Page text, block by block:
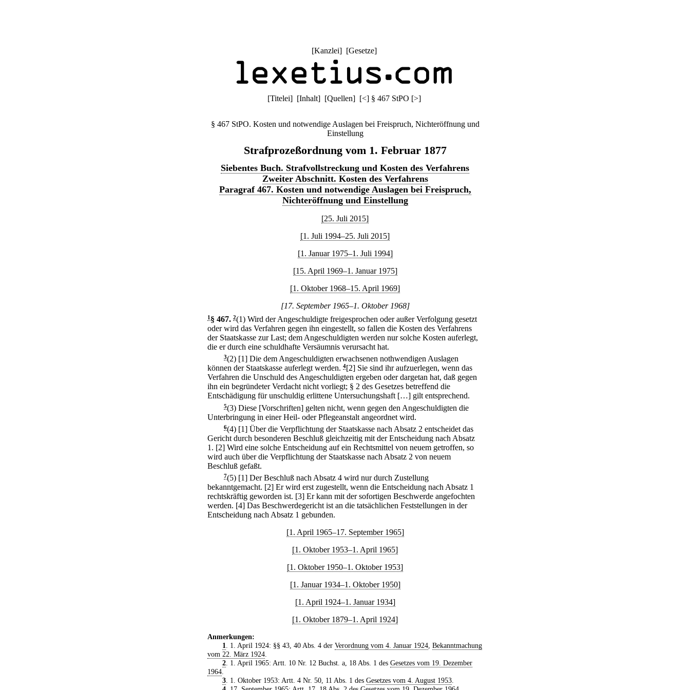
[Kanzlei] [Gesetze]
[Titelei] [Inhalt] [Quellen] [<] § 467 StPO [>]
§ 467 StPO. Kosten und notwendige Auslagen bei Freispruch, Nichteröffnung und
Einstellung
Strafprozeßordnung vom 1. Februar 1877
Siebentes Buch. Strafvollstreckung und Kosten des Verfahrens
Zweiter Abschnitt. Kosten des Verfahrens
Paragraf 467. Kosten und notwendige Auslagen bei Freispruch,
Nichteröffnung und Einstellung
[25. Juli 2015]
[1. Juli 1994–25. Juli 2015]
[1. Januar 1975–1. Juli 1994]
[15. April 1969–1. Januar 1975]
[1. Oktober 1968–15. April 1969]
[17. September 1965–1. Oktober 1968]
1 § 467. 2(1) Wird der Angeschuldigte freigesprochen oder außer Verfolgung gesetzt
oder wird das Verfahren gegen ihn eingestellt, so fallen die Kosten des Verfahrens
der Staatskasse zur Last; dem Angeschuldigten werden nur solche Kosten auferlegt,
die er durch eine schuldhafte Versäumnis verursacht hat.
3(2) [1] Die dem Angeschuldigten erwachsenen nothwendigen Auslagen
können der Staatskasse auferlegt werden. 4[2] Sie sind ihr aufzuerlegen, wenn das
Verfahren die Unschuld des Angeschuldigten ergeben oder dargetan hat, daß gegen
ihn ein begründeter Verdacht nicht vorliegt; § 2 des Gesetzes betreffend die
Entschädigung für unschuldig erlittene Untersuchungshaft […] gilt entsprechend.
5(3) Diese [Vorschriften] gelten nicht, wenn gegen den Angeschuldigten die
Unterbringung in einer Heil- oder Pflegeanstalt angeordnet wird.
6(4) [1] Über die Verpflichtung der Staatskasse nach Absatz 2 entscheidet das
Gericht durch besonderen Beschluß gleichzeitig mit der Entscheidung nach Absatz
1. [2] Wird eine solche Entscheidung auf ein Rechtsmittel von neuem getroffen, so
wird auch über die Verpflichtung der Staatskasse nach Absatz 2 von neuem
Beschluß gefaßt.
7(5) [1] Der Beschluß nach Absatz 4 wird nur durch Zustellung
bekanntgemacht. [2] Er wird erst zugestellt, wenn die Entscheidung nach Absatz 1
rechtskräftig geworden ist. [3] Er kann mit der sofortigen Beschwerde angefochten
werden. [4] Das Beschwerdegericht ist an die tatsächlichen Feststellungen in der
Entscheidung nach Absatz 1 gebunden.
[1. April 1965–17. September 1965]
[1. Oktober 1953–1. April 1965]
[1. Oktober 1950–1. Oktober 1953]
[1. Januar 1934–1. Oktober 1950]
[1. April 1924–1. Januar 1934]
[1. Oktober 1879–1. April 1924]
Anmerkungen:
1
. 1. April 1924: §§ 43, 40 Abs. 4 der Verordnung vom 4. Januar 1924, Bekanntmachung
vom 22. März 1924
2. 1. April 1965: Artt. 10 Nr. 12 Buchst. a, 18 Abs. 1 des Gesetzes vom 19. Dezember
1964
3. 1. Oktober 1953: Artt. 4 Nr. 50, 11 Abs. 1 des Gesetzes vom 4. August 1953.